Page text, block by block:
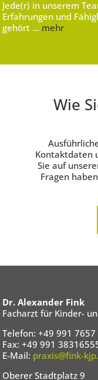
Jede(r) in unserem
Erfahrungen und
gehört … mehr
Wie
Kontaktdaten
Sie auf
Fragen
Dr. Alexander Fink
Facharzt für Kinder-
Telefon: +49 991 7657
Fax: +49 991
E-Mail: praxis@fink-
Oberer Stadtplatz 9